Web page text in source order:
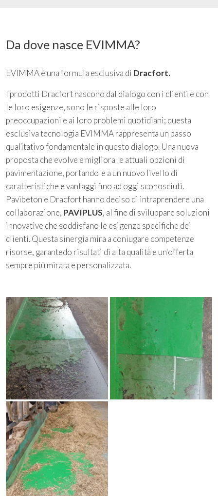
Da dove nasce EVIMMA?
EVIMMA è una formula esclusiva di Dracfort.
I prodotti Dracfort nascono dal dialogo con i clienti e con
le loro esigenze, sono le risposte alle loro
preoccupazioni e ai loro problemi quotidiani; questa
esclusiva tecnologia EVIMMA rappresenta un passo
qualitativo fondamentale in questo dialogo. Una nuova
proposta che evolve e migliora le attuali opzioni di
pavimentazione, portandole a un nuovo livello di
caratteristiche e vantaggi fino ad oggi sconosciuti.
Pavibeton e Dracfort hanno deciso di intraprendere una
collaborazione, PAVIPLUS, al fine di sviluppare soluzioni
innovative che soddisfano le esigenze specifiche dei
clienti. Questa sinergia mira a coniugare competenze
risorse, garantedo risultati di alta qualità e un'offerta
sempre più mirata e personalizzata.